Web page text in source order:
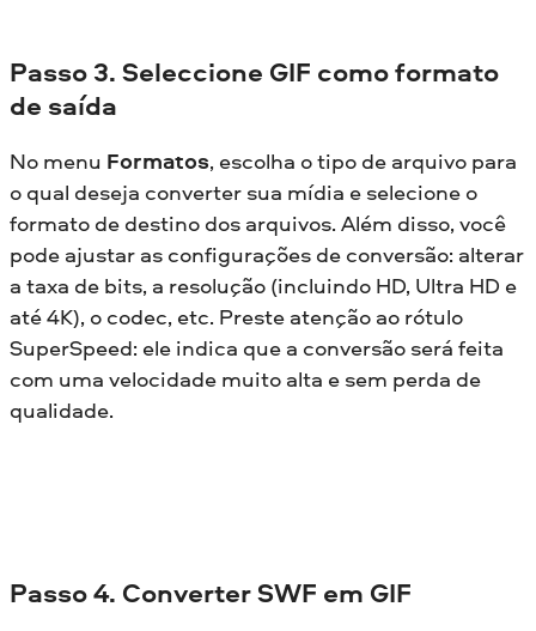
Passo 3. Seleccione GIF como formato
de saída
No menu Formatos, escolha o tipo de arquivo para
o qual deseja converter sua mídia e selecione o
formato de destino dos arquivos. Além disso, você
pode ajustar as configurações de conversão: alterar
a taxa de bits, a resolução (incluindo HD, Ultra HD e
até 4K), o codec, etc. Preste atenção ao rótulo
SuperSpeed: ele indica que a conversão será feita
com uma velocidade muito alta e sem perda de
qualidade.
Passo 4. Converter SWF em GIF